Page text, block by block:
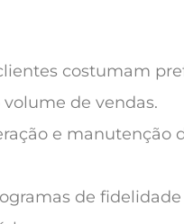
costumam
de vendas.
e manutenção
de fidelidade